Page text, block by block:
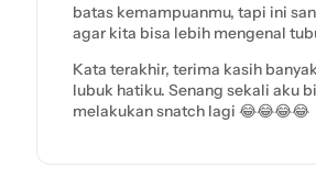
batas kemampuanmu, tapi ini
agar kita bisa lebih mengenal
Kata terakhir, terima kasih
lubuk hatiku. Senang sekali aku
melakukan snatch lagi 😂😂😂😂